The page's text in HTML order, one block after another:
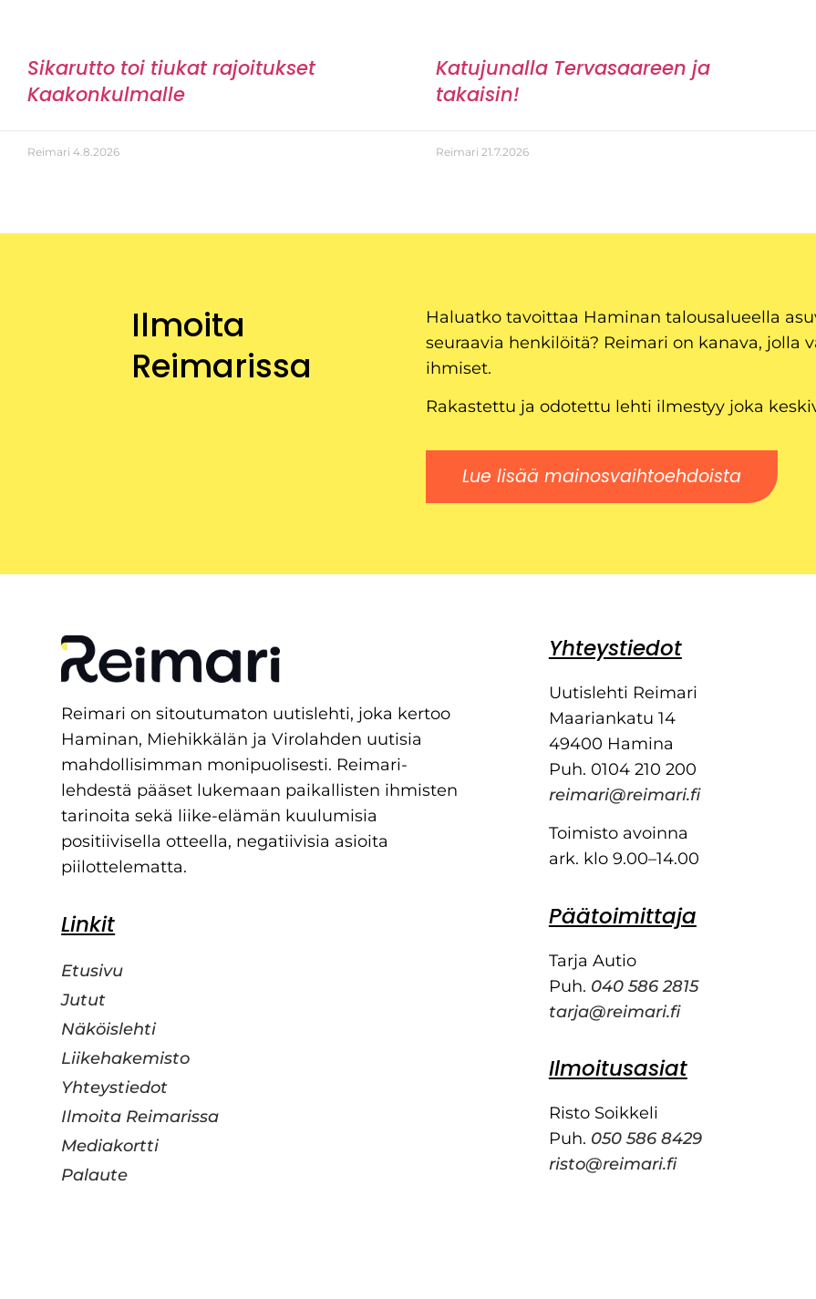
Kaakonkulmalle
takaisin!
Reimarissa
ihmiset.
Rakastettu ja odotettu lehti ilmestyy joka
Reimari on sitoutumaton uutislehti, joka kertoo
mahdollisimman monipuolisesti. Reimari-
lehdestä pääset lukemaan paikallisten ihmisten
tarinoita sekä liike-elämän kuulumisia
positiivisella otteella, negatiivisia asioita
piilottelematta.
Linkit
Etusivu
Jutut
Liikehakemisto
Yhteystiedot
Ilmoita Reimarissa
Mediakortti
Palaute
Uutislehti Reimari
49400 Hamina
Puh. 0104 210 200
reimari@reimari.fi
Toimisto avoinna
Tarja Autio
tarja@reimari.fi
Ilmoitusasiat
Risto Soikkeli
risto@reimari.fi